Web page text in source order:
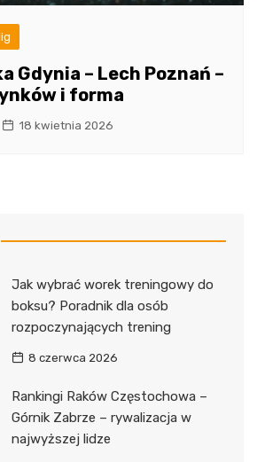
Gdynia – Lech Poznań –
i forma
18 kwietnia 2026
Jak wybrać worek treningowy do
boksu? Poradnik dla osób
rozpoczynających trening
8 czerwca 2026
Rankingi Raków Częstochowa –
Górnik Zabrze – rywalizacja w
najwyższej lidze